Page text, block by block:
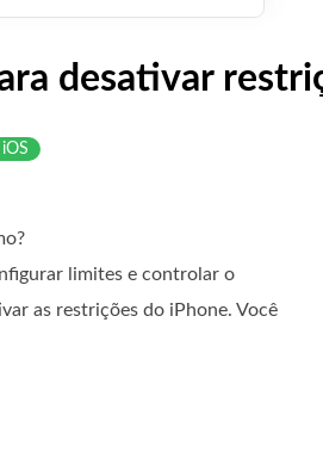
desativar
limites e controlar o
as restrições do iPhone. Você